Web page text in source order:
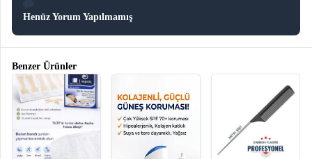
Henüz Yorum Yapılmamış
Benzer Ürünler